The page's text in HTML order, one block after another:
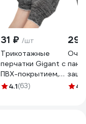
31 ₽ /шт
Трикотажные
перчатки Gigant с
ПВХ-покрытием,
серые GGC-13
4.1(63)
Очки
4.4